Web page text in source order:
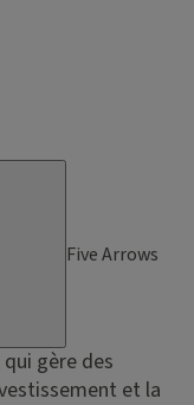
Five Arrows
gère des
et la